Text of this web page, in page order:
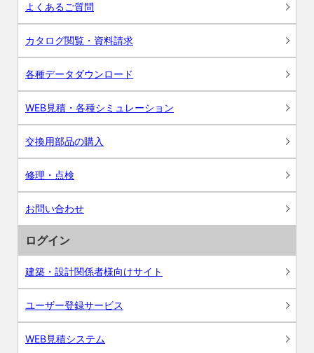
よくあるご質問
カタログ閲覧・資料請求
各種データダウンロード
WEB見積・各種シミュレーション
交換用部品の購入
修理・点検
お問い合わせ
ログイン
建築・設計関係者様向けサイト
ユーザー登録サービス
WEB見積システム